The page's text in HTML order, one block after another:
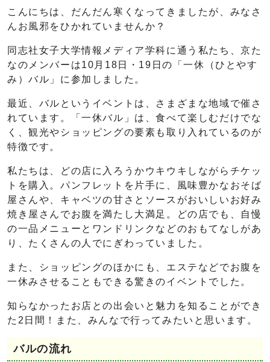
こんにちは、だんだん寒くなってきましたが、みなさ
んお風邪をひかれていませんか？
同志社女子大学情報メディア学科に通う私たち、京た
なのメンバーは10月18日・19日の「一休（ひとやす
み）バル」に参加しました。
最近、バルというイベントは、さまざまな地域で催さ
れています。「一休バル」は、食べて楽しむだけでな
く、観光やショッピングの要素も取り入れているのが
特徴です。
私たちは、どの店に入ろうかウキウキしながらチケッ
トを購入。パンフレットを片手に、風味豊かなおそば
屋さんや、キャベツの甘さとソースがおいしいお好み
焼き屋さんでお腹を満たし大満足。どの店でも、自慢
の一品メニューとワンドリンクなどのおもてなしがあ
り、たくさんの人でにぎわっていました。
また、ショッピングのほかにも、エステなどでお腹を
一休みさせることもできる驚きのイベントでした。
知らなかったお店との出会いと魅力を知ることができ
た2日間！また、みんなで行ってみたいと思います。
バルの流れ